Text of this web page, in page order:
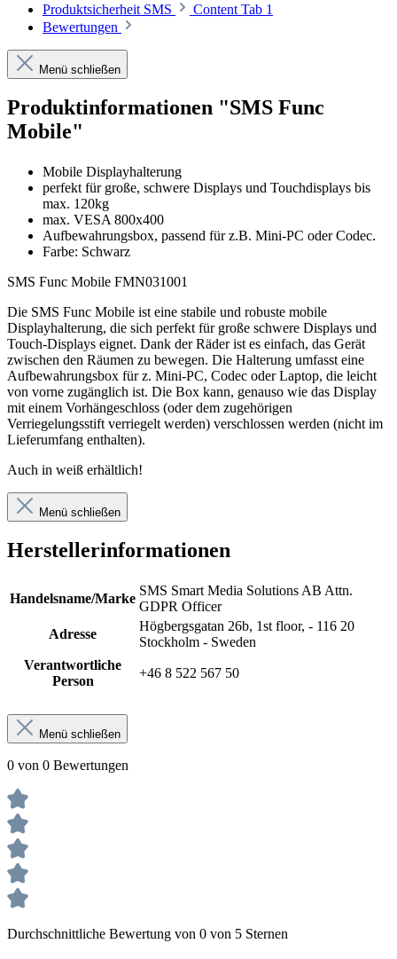
Produktsicherheit SMS
Content Tab 1
Bewertungen
Menü schließen
Produktinformationen "SMS Func
Mobile"
Mobile Displayhalterung
perfekt für große, schwere Displays und Touchdisplays bis
max. 120kg
max. VESA 800x400
Aufbewahrungsbox, passend für z.B. Mini-PC oder Codec.
Farbe: Schwarz
SMS Func Mobile FMN031001
Die SMS Func Mobile ist eine stabile und robuste mobile
Displayhalterung, die sich perfekt für große schwere Displays und
Touch-Displays eignet. Dank der Räder ist es einfach, das Gerät
zwischen den Räumen zu bewegen. Die Halterung umfasst eine
Aufbewahrungsbox für z. Mini-PC, Codec oder Laptop, die leicht
von vorne zugänglich ist. Die Box kann, genauso wie das Display
mit einem Vorhängeschloss (oder dem zugehörigen
Verriegelungsstift verriegelt werden) verschlossen werden (nicht im
Lieferumfang enthalten).
Auch in weiß erhältlich!
Menü schließen
Herstellerinformationen
Handelsname/Marke
SMS Smart Media Solutions AB Attn.
GDPR Officer
Adresse
Högbergsgatan 26b, 1st floor, - 116 20
Stockholm - Sweden
Verantwortliche
Person
+46 8 522 567 50
Menü schließen
0 von 0 Bewertungen
Durchschnittliche Bewertung von 0 von 5 Sternen